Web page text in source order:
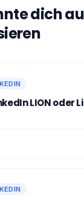
dich
LION oder